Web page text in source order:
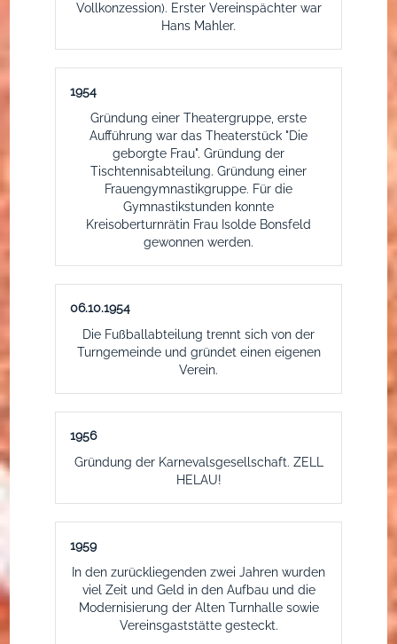
Vollkonzession). Erster Vereinspächter war
Hans Mahler.
1954
Gründung einer Theatergruppe, erste
Aufführung war das Theaterstück "Die
geborgte Frau". Gründung der
Tischtennisabteilung. Gründung einer
Frauengymnastikgruppe. Für die
Gymnastikstunden konnte
Kreisoberturnrätin Frau Isolde Bonsfeld
gewonnen werden.
06.10.1954
Die Fußballabteilung trennt sich von der
Turngemeinde und gründet einen eigenen
Verein.
1956
Gründung der Karnevalsgesellschaft. ZELL
HELAU!
1959
In den zurückliegenden zwei Jahren wurden
viel Zeit und Geld in den Aufbau und die
Modernisierung der Alten Turnhalle sowie
Vereinsgaststätte gesteckt.